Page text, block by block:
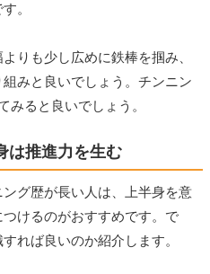
。
りも少し広めに鉄棒を掴み、
みと良いでしょう。チンニン
みると良いでしょう。
は推進力を生む
グ歴が長い人は、上半身を意
けるのがおすすめです。で
れば良いのか紹介します。